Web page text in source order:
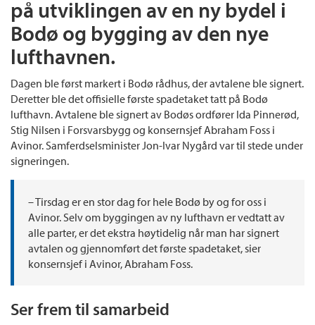
på utviklingen av en ny bydel i
Bodø og bygging av den nye
lufthavnen.
Dagen ble først markert i Bodø rådhus, der avtalene ble signert.
Deretter ble det offisielle første spadetaket tatt på Bodø
lufthavn. Avtalene ble signert av Bodøs ordfører Ida Pinnerød,
Stig Nilsen i Forsvarsbygg og konsernsjef Abraham Foss i
Avinor. Samferdselsminister Jon-Ivar Nygård var til stede under
signeringen.
– Tirsdag er en stor dag for hele Bodø by og for oss i
Avinor. Selv om byggingen av ny lufthavn er vedtatt av
alle parter, er det ekstra høytidelig når man har signert
avtalen og gjennomført det første spadetaket, sier
konsernsjef i Avinor, Abraham Foss.
Ser frem til samarbeid